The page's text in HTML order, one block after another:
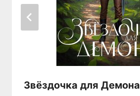
Звёздочка для Демона